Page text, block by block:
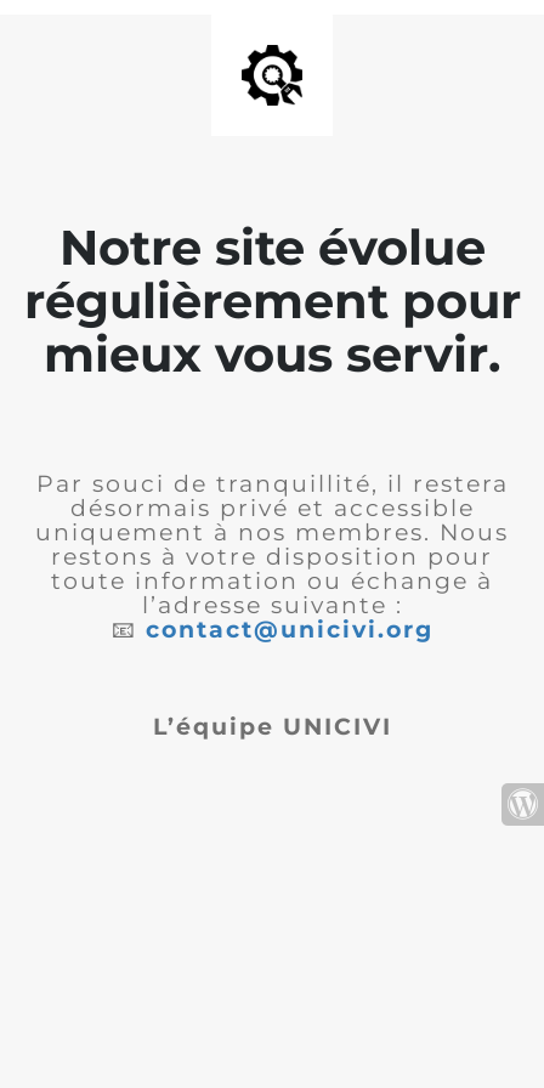
Notre site évolue
régulièrement pour
mieux vous servir.
Par souci de tranquillité, il restera
désormais privé et accessible
uniquement à nos membres. Nous
restons à votre disposition pour
toute information ou échange à
l’adresse suivante :
📧 contact@unicivi.org
L’équipe UNICIVI